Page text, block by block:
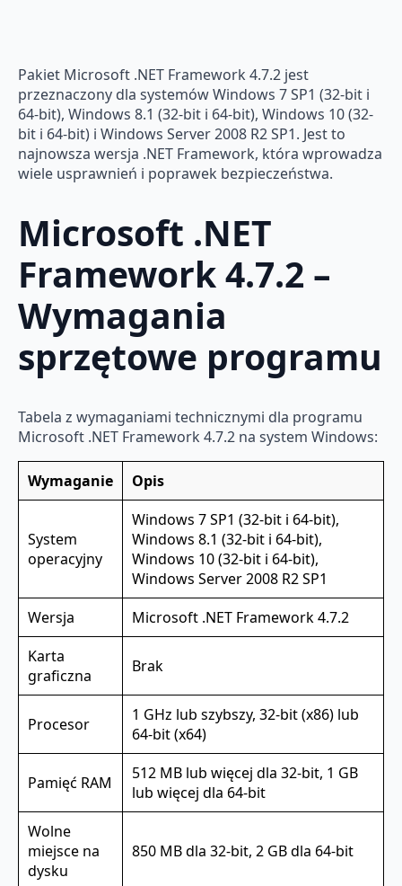
Pakiet Microsoft .NET Framework 4.7.2 jest
przeznaczony dla systemów Windows 7 SP1 (32-bit i
64-bit), Windows 8.1 (32-bit i 64-bit), Windows 10 (32-
bit i 64-bit) i Windows Server 2008 R2 SP1. Jest to
najnowsza wersja .NET Framework, która wprowadza
wiele usprawnień i poprawek bezpieczeństwa.
Microsoft .NET
Framework 4.7.2 –
Wymagania
sprzętowe programu
Tabela z wymaganiami technicznymi dla programu
Microsoft .NET Framework 4.7.2 na system Windows:
Wymaganie Opis
System
operacyjny
Windows 7 SP1 (32-bit i 64-bit),
Windows 8.1 (32-bit i 64-bit),
Windows 10 (32-bit i 64-bit),
Windows Server 2008 R2 SP1
Wersja
Microsoft .NET Framework 4.7.2
Karta
graficzna
Brak
Procesor
1 GHz lub szybszy, 32-bit (x86) lub
64-bit (x64)
Pamięć RAM
512 MB lub więcej dla 32-bit, 1 GB
lub więcej dla 64-bit
Wolne
miejsce na
dysku
850 MB dla 32-bit, 2 GB dla 64-bit